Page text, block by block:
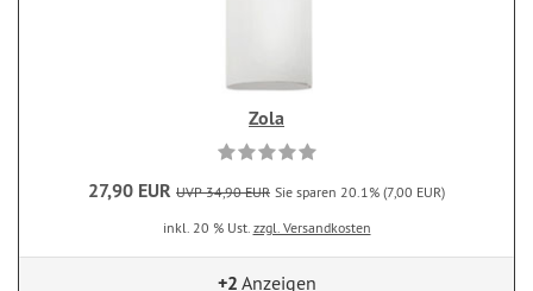
Zola
27,90 EUR UVP 34,90 EUR Sie sparen 20.1% (7,00 EUR)
inkl. 20 % Ust. zzgl. Versandkosten
+2 Anzeigen